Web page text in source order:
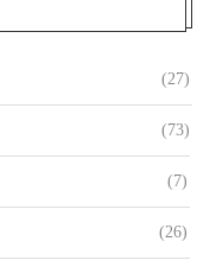
(27)
(73)
(7)
(26)